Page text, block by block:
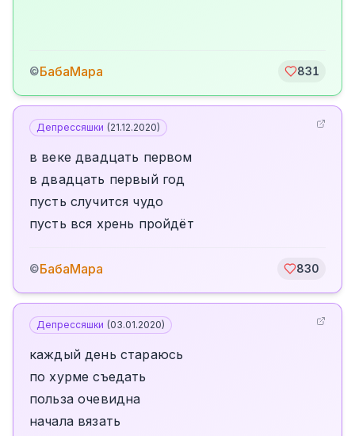
©БабаМара 831
Депрессяшки (21.12.2020)
в веке двадцать первом
в двадцать первый год
пусть случится чудо
пусть вся хрень пройдёт
©БабаМара 830
Депрессяшки (03.01.2020)
каждый день стараюсь
по хурме съедать
польза очевидна
начала вязать